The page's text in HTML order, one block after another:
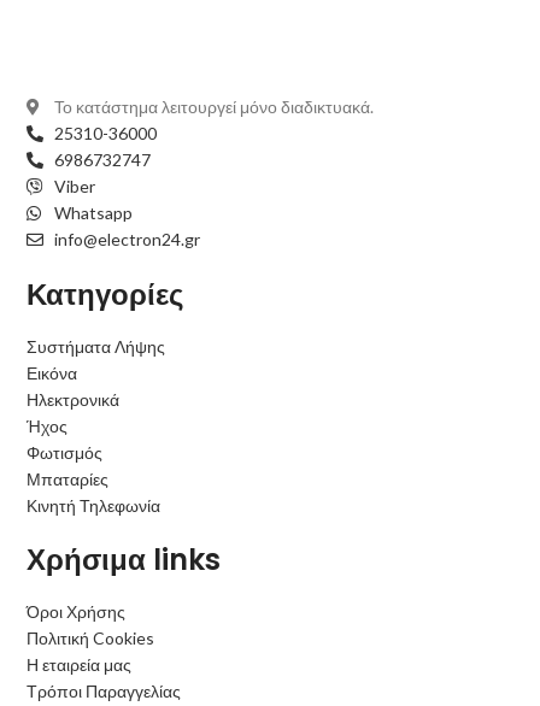
Το κατάστημα λειτουργεί μόνο διαδικτυακά.
25310-36000
6986732747
Viber
Whatsapp
info@electron24.gr
Κατηγορίες
Συστήματα Λήψης
Εικόνα
Ηλεκτρονικά
Ήχος
Φωτισμός
Μπαταρίες
Κινητή Τηλεφωνία
Χρήσιμα links
Όροι Χρήσης
Πολιτική Cookies
Η εταιρεία μας
Τρόποι Παραγγελίας